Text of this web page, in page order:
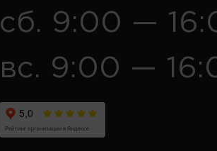
сб. 9:00 —
вс. 9:00 —